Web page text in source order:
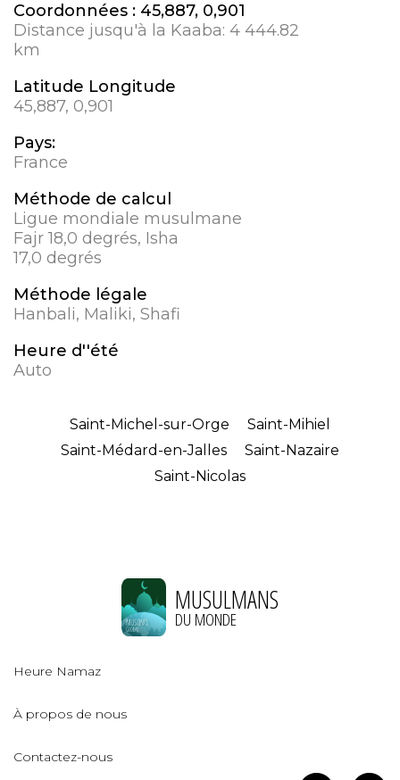
Coordonnées : 45,887, 0,901
Distance jusqu'à la Kaaba: 4 444.82
km
Latitude Longitude
45,887, 0,901
Pays:
France
Méthode de calcul
Ligue mondiale musulmane
Fajr 18,0 degrés, Isha
17,0 degrés
Méthode légale
Hanbali, Maliki, Shafi
Heure d''été
Auto
Saint-Michel-sur-Orge
Saint-Mihiel
Saint-Médard-en-Jalles
Saint-Nazaire
Saint-Nicolas
MUSULMANS
DU MONDE
Heure Namaz
À propos de nous
Contactez-nous